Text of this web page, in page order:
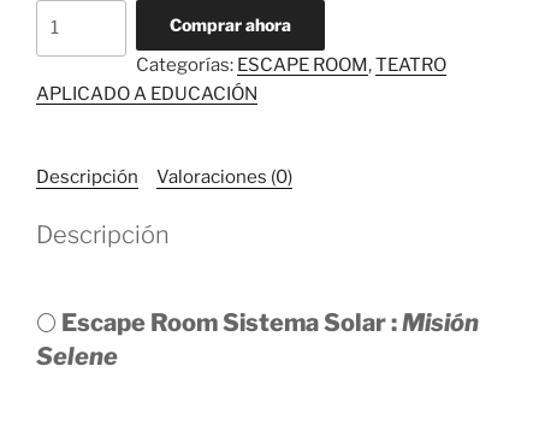
Comprar ahora
Categorías: ESCAPE ROOM,TEATRO
APLICADO A EDUCACIÓN
Descripción Valoraciones (0)
Descripción
🌕 Escape Room Sistema Solar :Misión
Selene